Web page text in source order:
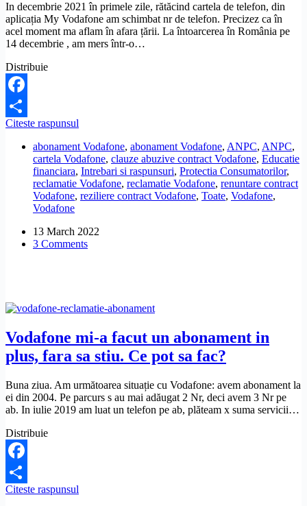
In decembrie 2021 în primele zile, rătăcind cartela de telefon, din
aplicația My Vodafone am schimbat nr de telefon. Precizez ca în
acel moment ma aflam în afara țării. La întoarcerea în România pe
14 decembrie , am mers într-o…
Distribuie
Facebook
Share
Citeste raspunsul
a
facut
un
abonament
fara
Ce
pot
abonament Vodafone, abonament Vodafone, ANPC, ANPC,
cartela Vodafone, clauze abuzive contract Vodafone, Educatie
financiara, Intrebari si raspunsuri, Protectia Consumatorilor,
reclamatie Vodafone, reclamatie Vodafone, renuntare contract
Vodafone, reziliere contract Vodafone, Toate, Vodafone,
Vodafone
13 March 2022
3 Comments
Vodafone mi-a facut un abonament in
plus, fara sa stiu. Ce pot sa fac?
Buna ziua. Am următoarea situație cu Vodafone: avem abonament la
ei din 2004. Pe parcurs s au mai adăugat 2 Nr, deci avem 3 Nr pe
ab. In iulie 2019 am luat un telefon pe ab, plăteam x suma servicii…
Distribuie
Facebook
Share
Citeste raspunsul